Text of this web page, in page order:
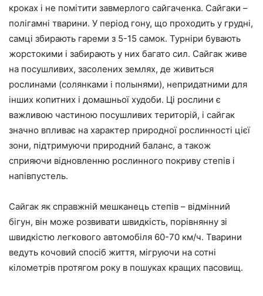
кроках і не помітити завмерлого сайгаченка. Сайгаки –
полігамні тварини. У період гону, що проходить у грудні,
самці збирають гареми з 5-15 самок. Турніри бувають
жорстокими і забирають у них багато сил. Сайгак живе
на посушливих, засолених землях, де живиться
рослинами (солянками і полынями), непридатними для
інших копитних і домашньої худоби. Ці рослини є
важливою частиною посушливих територій, і сайгак
значно впливає на характер природної рослинності цієї
зони, підтримуючи природний баланс, а також
сприяючи відновленню рослинного покриву степів і
напівпустель.
Сайгак як справжній мешканець степів – відмінний
бігун, він може розвивати швидкість, порівнянну зі
швидкістю легкового автомобіля 60-70 км/ч. Тварини
ведуть кочовий спосіб життя, мігруючи на сотні
кілометрів протягом року в пошуках кращих пасовищ.